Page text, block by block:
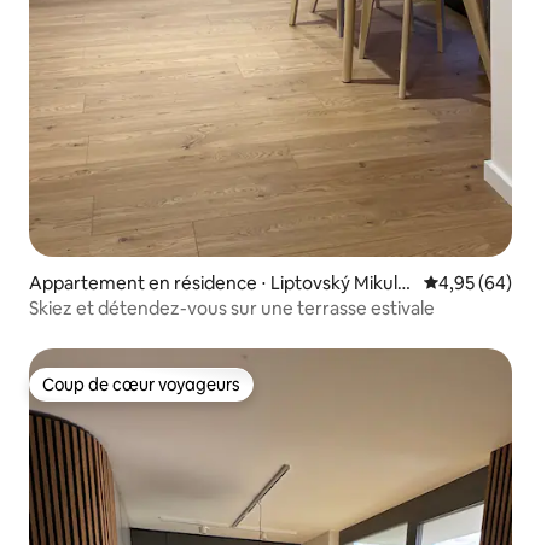
Appartement en résidence ⋅ Liptovský Mikulá
š
Évaluation
4,95 (64)
Skiez et détendez-vous sur une terrasse estivale
Coup de cœur voyageurs
Coup de cœur voyageurs